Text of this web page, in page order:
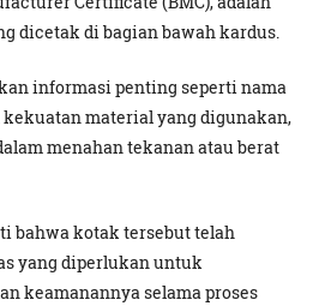
dicetak di bagian bawah kardus.
informasi penting seperti nama
material yang digunakan,
menahan tekanan atau berat
bahwa kotak tersebut telah
yang diperlukan untuk
keamanannya selama proses